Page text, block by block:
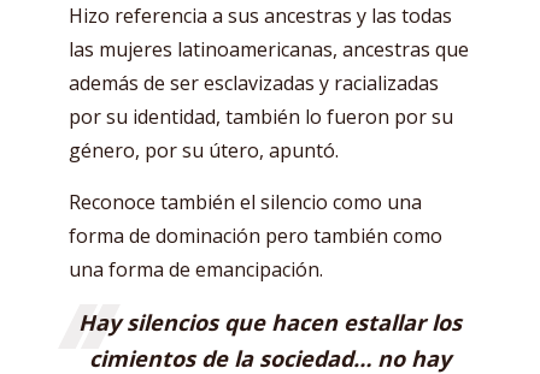
Hizo referencia a sus ancestras y las todas
las mujeres latinoamericanas, ancestras que
además de ser esclavizadas y racializadas
por su identidad, también lo fueron por su
género, por su útero, apuntó.
Reconoce también el silencio como una
forma de dominación pero también como
una forma de emancipación.
Hay silencios que hacen estallar los
cimientos de la sociedad… no hay